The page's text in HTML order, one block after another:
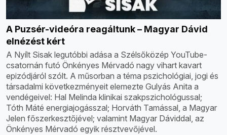
A Puzsér-videóra reagáltunk – Magyar Dávid
elnézést kért
A Nyílt Sisak legutóbbi adása a Szélsőközép YouTube-
csatornán futó Önkényes Mérvadó nagy vihart kavart
epizódjáról szólt. A műsorban a téma pszichológiai, jogi és
társadalmi következményeit elemezte Gulyás Anita a
vendégeivel: Hal Melinda klinikai szakpszichológussal;
Tóth Máté energiajogásszal; Horváth Tamással, a Magyar
Jelen főszerkesztőjével; valamint Magyar Dáviddal, az
Önkényes Mérvadó egyik résztvevőjével.